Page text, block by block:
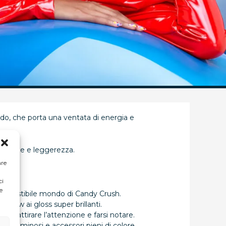
che porta una ventata di energia e
stile e leggerezza.
mondo di Candy Crush.
glow ai gloss super brillanti.
attirare l’attenzione e farsi notare.